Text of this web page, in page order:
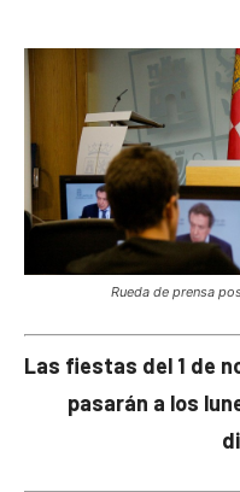
Rueda de prensa
Las fiestas del 1 de
pasarán a los